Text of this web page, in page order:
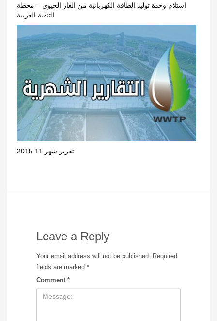
استلام وحدة توليد الطاقة الكهربائية من الغاز الحيوي – محطة
التنقية الغربية
تقرير شهر 11-2015
Leave a Reply
Your email address will not be published. Required
fields are marked *
Comment *